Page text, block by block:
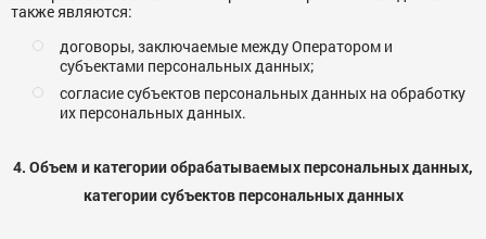
также являются:
договоры, заключаемые между Оператором и
субъектами персональных данных;
согласие субъектов персональных данных на обработку
их персональных данных.
4. Объем и категории обрабатываемых персональных данных,
категории субъектов персональных данных